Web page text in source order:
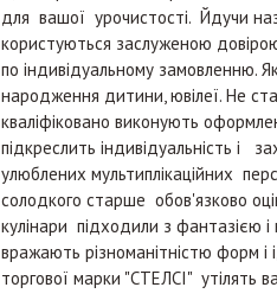
для вашої урочистості. Йдучи
користуються заслуженою довірою
по індивідуальному замовленню.
народження дитини, ювілеї. Не
кваліфіковано виконують
підкреслить індивідуальність і
улюблених мультиплікаційних
солодкого старше обов'язково
кулінари підходили з фантазією
вражають різноманітністю форм і
торгової марки "СТЕЛСІ" утілять